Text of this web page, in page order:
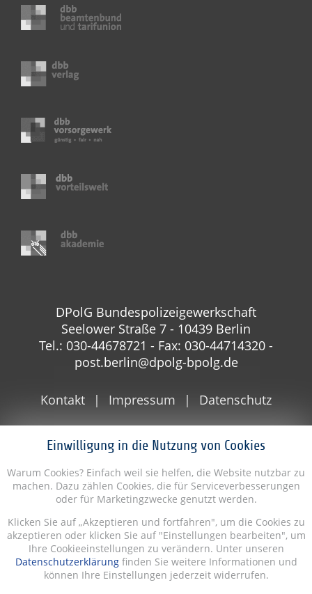
Einwilligung in die Nutzung von Cookies
Warum Cookies? Einfach weil sie helfen, die Website nutzbar zu
machen. Dazu zählen Cookies, die für Serviceverbesserungen
oder für Marketingzwecke genutzt werden.
Klicken Sie auf „Akzeptieren und fortfahren", um die Cookies zu
akzeptieren oder klicken Sie auf "Einstellungen bearbeiten", um
Ihre Cookieeinstellungen zu verändern. Unter unseren
Datenschutzerklärungfinden Sie weitere Informationen und
können Ihre Einstellungen jederzeit widerrufen.
DPolG Bundespolizeigewerkschaft
Seelower Straße 7 - 10439 Berlin
Tel.: 030-44678721 - Fax: 030-44714320 -
post.berlin@dpolg-bpolg.de
Kontakt Impressum Datenschutz